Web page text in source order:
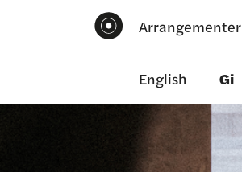
Arrangementer
English Gi